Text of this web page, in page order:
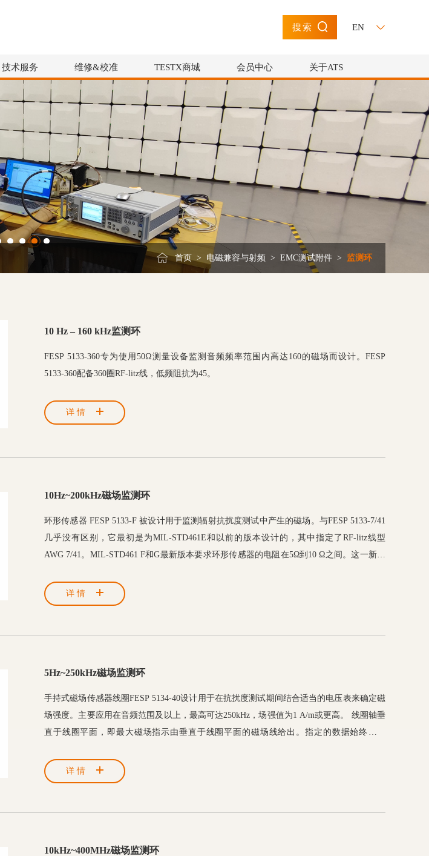
搜索 EN
技术服务 维修&校准 TESTX商城 会员中心 关于ATS
首页 > 电磁兼容与射频 > EMC测试附件 > 监测环
10 Hz – 160 kHz监测环
FESP 5133-360专为使用50Ω测量设备监测音频频率范围内高达160的磁场而设计。FESP
5133-360配备360圈RF-litz线，低频阻抗为45。
详情
10Hz~200kHz磁场监测环
环形传感器 FESP 5133-F 被设计用于监测辐射抗扰度测试中产生的磁场。与FESP 5133-7/41
几乎没有区别，它最初是为MIL-STD461E和以前的版本设计的，其中指定了RF-litz线型
AWG 7/41。MIL-STD461 F和G最新版本要求环形传感器的电阻在5Ω到10 Ω之间。这一新的
配备了塑料垫片，既可以垂直放置线圈，也可以与EUT表面相距70 mm。
详情
5Hz~250kHz磁场监测环
手持式磁场传感器线圈FESP 5134-40设计用于在抗扰度测试期间结合适当的电压表来确定磁
场强度。主要应用在音频范围及以上，最高可达250kHz，场强值为1 A/m或更高。 线圈轴垂
直于线圈平面，即最大磁场指示由垂直于线圈平面的磁场线给出。指定的数据始终是指
详情
10kHz~400MHz磁场监测环